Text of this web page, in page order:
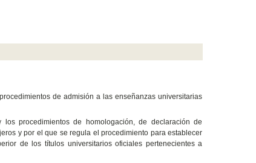
de admisión a las enseñanzas universitarias
procedimientos de homologación, de declaración de
y por el que se regula el procedimiento para establecer
de los títulos universitarios oficiales pertenecientes a